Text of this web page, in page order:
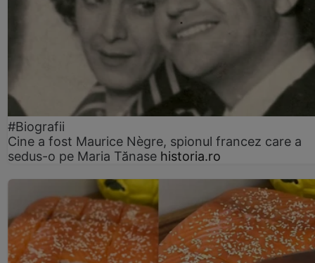
#Biografii
Cine a fost Maurice Nègre, spionul francez care a
sedus-o pe Maria Tănase historia.ro